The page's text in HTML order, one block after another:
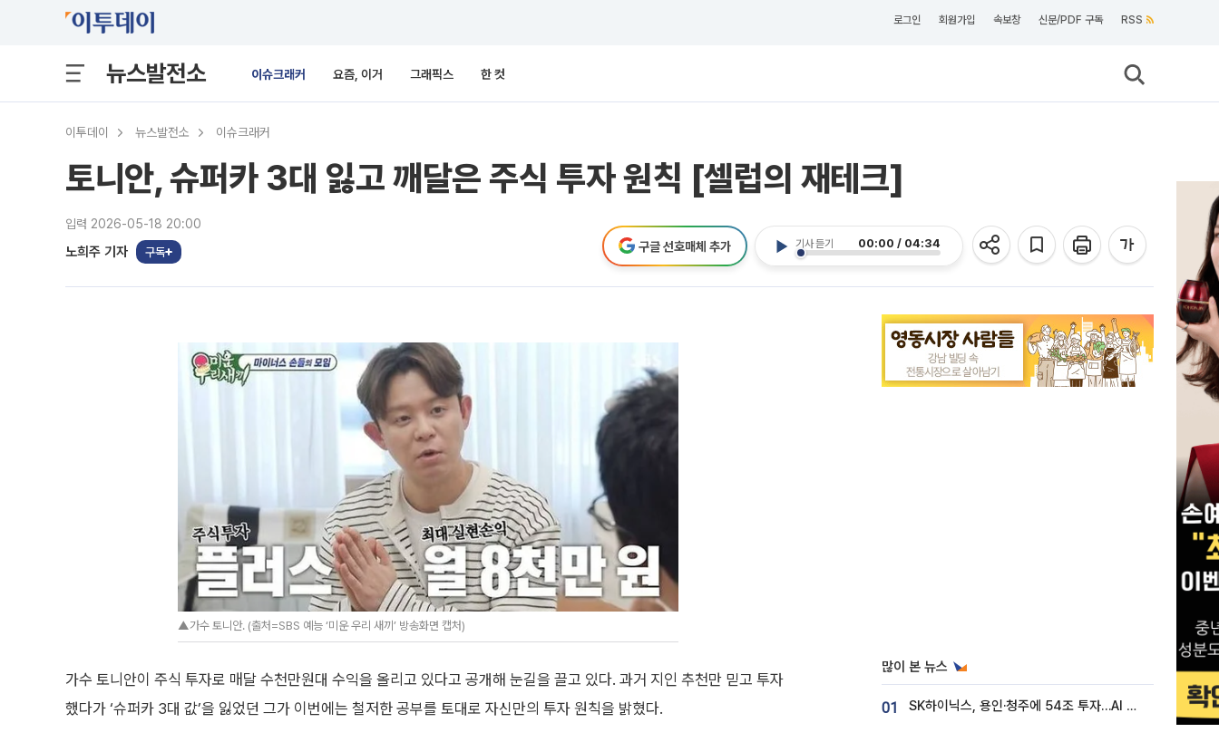
로그인 회원가입 속보창 신문/PDF 구독 RSS
뉴스발전소 이슈크래커 요즘, 이거 그래픽스 한 컷
이투데이 뉴스발전소 이슈크래커
토니안, 슈퍼카 3대 잃고 깨달은 주식 투자 원칙 [셀럽의 재테크]
입력 2026-05-18 20:00
노희주 기자 구독
기사 듣기 00:00 / 04:34
구글 선호매체 추가
▲가수 토니안. (출처=SBS 예능 ‘미운 우리 새끼’ 방송화면 캡처)
가수 토니안이 주식 투자로 매달 수천만원대 수익을 올리고 있다고 공개해 눈길을 끌고 있다. 과거 지인 추천만 믿고 투자
했다가 ‘슈퍼카 3대 값’을 잃었던 그가 이번에는 철저한 공부를 토대로 자신만의 투자 원칙을 밝혔다.
많이 본 뉴스
01 SK하이닉스, 용인·청주에 54조 투자…AI 메모리 생산기지 키운다